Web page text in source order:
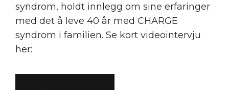
syndrom, holdt innlegg om sine erfaringer
med det å leve 40 år med CHARGE
syndrom i familien. Se kort videointervju
her: